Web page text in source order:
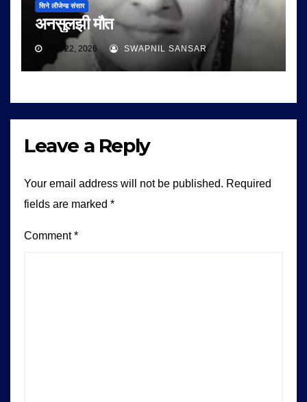
सिने लीजेन्ड संसार
अनसुलझी मौत
FEB 22, 2026 SWAPNIL SANSAR
Leave a Reply
Your email address will not be published. Required
fields are marked *
Comment*